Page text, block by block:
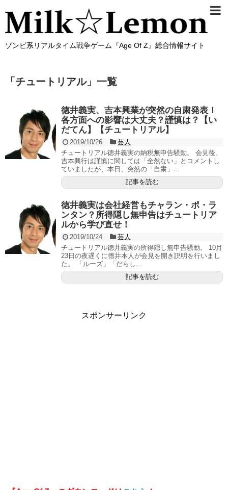
ゾンビ系リアルタイム戦争ゲーム『Age Of Z』総合情報サイト
「 チュートリアル」 一覧
徳井義実、吉本興業が突然の自粛発表！
各方面への影響は大丈夫？謹慎は？【い
だてん】【チュートリアル】
2019/10/26
芸人
チュートリアル徳井義実の納税無申告騒動。 会見後、
吉本興行は謹慎に関しては「全然ない」とコメントし
ていましたが、本日、突然の「自粛」...
記事を読む
徳井義実は会社経営もチャラン・ポ・ラ
ンタン？所得隠し無申告はチュートリア
ルから学び直せ！
2019/10/24
芸人
チュートリアル徳井義実の所得隠し無申告騒動。 10月
23日の夜遅くに徳井本人が会見を開き説明を行いまし
た。 「ルーズ」「だらし...
記事を読む
スポンサーリンク